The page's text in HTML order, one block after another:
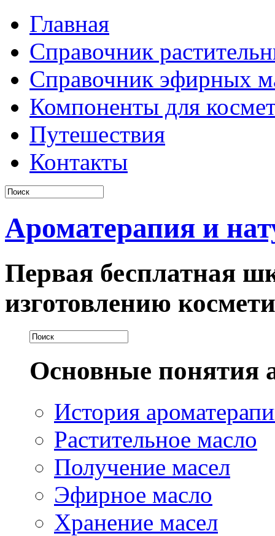
Главная
Справочник
Справочник эфирных
Компоненты для
Путешествия
Контакты
Ароматерапия и
Первая бесплатная
изготовлению
Основные понятия
История
Растительное масло
Получение масел
Эфирное масло
Хранение масел